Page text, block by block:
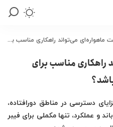
می‌تواند راهکاری مناسب برای دسترسی همگانی به اینترنت باشد؟
راهکاری مناسب برای
دسترسی در مناطق دورافتاده،
و عملکرد، تنها مکملی برای فیبر